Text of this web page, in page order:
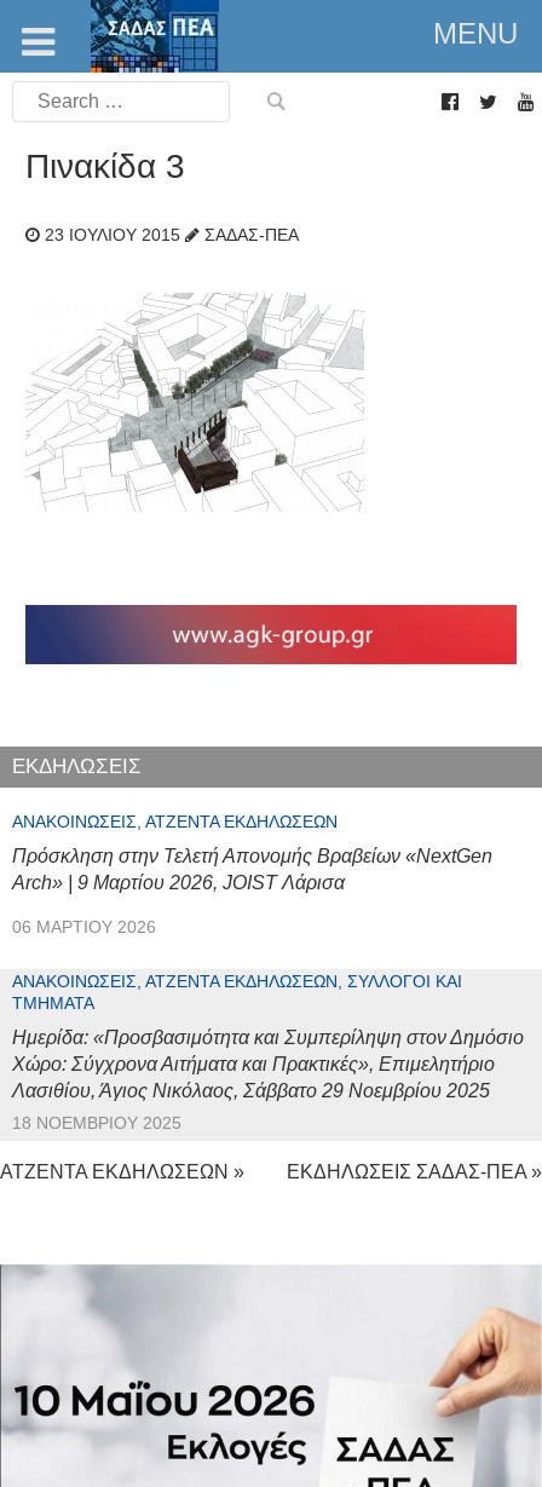
MENU
Search
for:
Πινακίδα 3
23 ΙΟΥΛΊΟΥ 2015 ΣΑΔΑΣ-ΠΕΑ
ΕΚΔΗΛΩΣΕΙΣ
ΑΝΑΚΟΙΝΏΣΕΙΣ, ΑΤΖΈΝΤΑ ΕΚΔΗΛΏΣΕΩΝ
Πρόσκληση στην Τελετή Απονομής Βραβείων «NextGen
Arch» | 9 Μαρτίου 2026, JOIST Λάρισα
06 ΜΑΡΤΊΟΥ 2026
ΑΝΑΚΟΙΝΏΣΕΙΣ, ΑΤΖΈΝΤΑ ΕΚΔΗΛΏΣΕΩΝ, ΣΎΛΛΟΓΟΙ ΚΑΙ
ΤΜΉΜΑΤΑ
Ημερίδα: «Προσβασιμότητα και Συμπερίληψη στον Δημόσιο
Χώρο: Σύγχρονα Αιτήματα και Πρακτικές», Επιμελητήριο
Λασιθίου, Άγιος Νικόλαος, Σάββατο 29 Νοεμβρίου 2025
18 ΝΟΕΜΒΡΊΟΥ 2025
ΑΤΖΕΝΤΑ ΕΚΔΗΛΩΣΕΩΝ » ΕΚΔΗΛΩΣΕΙΣ ΣΑΔΑΣ-ΠΕΑ »